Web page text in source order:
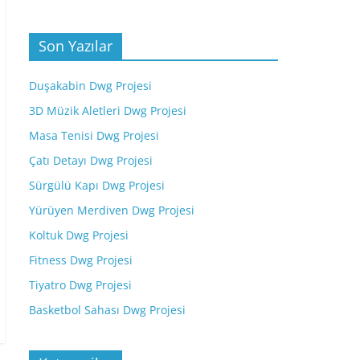
Son Yazılar
Duşakabin Dwg Projesi
3D Müzik Aletleri Dwg Projesi
Masa Tenisi Dwg Projesi
Çatı Detayı Dwg Projesi
Sürgülü Kapı Dwg Projesi
Yürüyen Merdiven Dwg Projesi
Koltuk Dwg Projesi
Fitness Dwg Projesi
Tiyatro Dwg Projesi
Basketbol Sahası Dwg Projesi